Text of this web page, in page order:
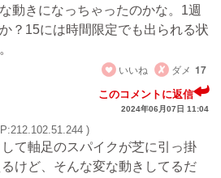
動きになっちゃったのかな。1週
？15には時間限定でも出られる状
いいね
ダメ 17
このコメントに返信
2024年06月07日 11:04
)
て軸足のスパイクが芝に引っ掛
けど、そんな変な動きしてるだ